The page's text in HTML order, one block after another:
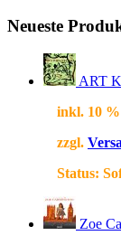
Neueste
ART
inkl. 10
zzgl.
Status:
Zoe